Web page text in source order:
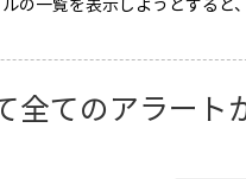
全てのアラート